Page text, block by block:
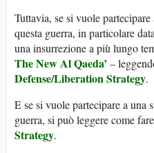
Tuttavia, se si vuole
questa guerra, in particolare
una insurrezione a più lungo
The New Al Qaeda’ –
Defense/Liberation Strategy.
E se si vuole partecipare a una
guerra, si può leggere come
Strategy.